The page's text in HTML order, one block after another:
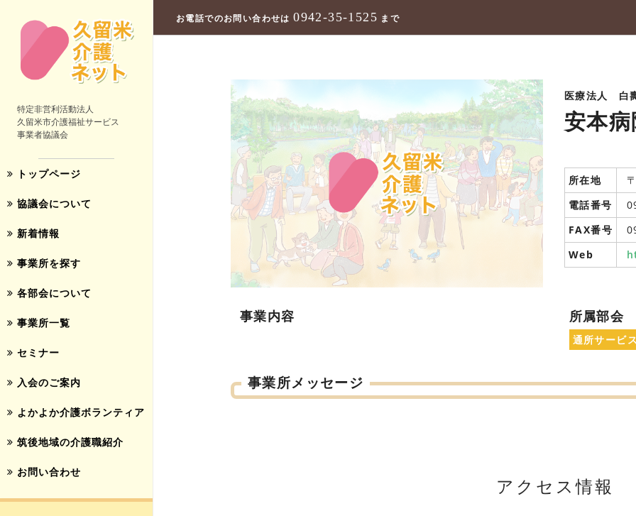
特定非営利活動法人
久留米市介護福祉サービス
事業者協議会
トップページ
協議会について
新着情報
事業所を探す
各部会について
事業所一覧
セミナー
入会のご案内
よかよか介護ボランティア
筑後地域の介護職紹介
お問い合わせ
お電話でのお問い合わせは0942-35-1525 まで
医療法人 白
安本
所在地
電話番号
FAX番号
Web
事業内容 所属部会
通所サービ
事業所メッセージ
アクセス情報